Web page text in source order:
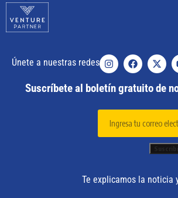
Únete a nuestras redes
Suscríbete al boletín gratuito de
Te explicamos la noticia